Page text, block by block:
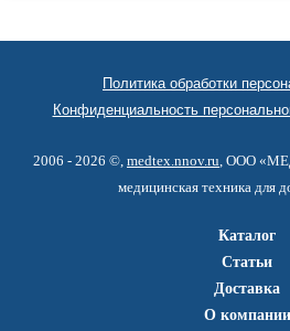
Политика обработки
Конфиденциальность
2006 - 2026 ©, medtex.nnov.ru , ООО
медицинская техника для
Каталог
Статьи
Доставка
О компании